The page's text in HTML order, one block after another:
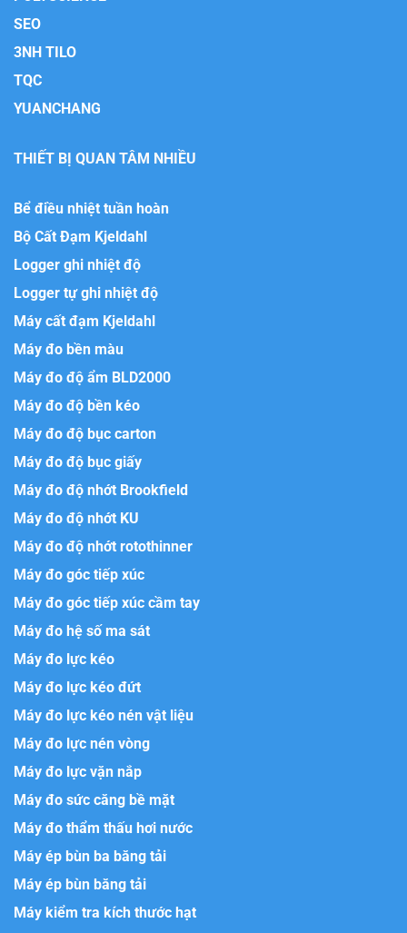
SEO
3NH TILO
TQC
YUANCHANG
THIẾT BỊ QUAN TÂM NHIỀU
Bể điều nhiệt tuần hoàn
Bộ Cất Đạm Kjeldahl
Logger ghi nhiệt độ
Logger tự ghi nhiệt độ
Máy cất đạm Kjeldahl
Máy đo bền màu
Máy đo độ ẩm BLD2000
Máy đo độ bền kéo
Máy đo độ bục carton
Máy đo độ bục giấy
Máy đo độ nhớt Brookfield
Máy đo độ nhớt KU
Máy đo độ nhớt rotothinner
Máy đo góc tiếp xúc
Máy đo góc tiếp xúc cầm tay
Máy đo hệ số ma sát
Máy đo lực kéo
Máy đo lực kéo đứt
Máy đo lực kéo nén vật liệu
Máy đo lực nén vòng
Máy đo lực vặn nắp
Máy đo sức căng bề mặt
Máy đo thẩm thấu hơi nước
Máy ép bùn ba băng tải
Máy ép bùn băng tải
Máy kiểm tra kích thước hạt